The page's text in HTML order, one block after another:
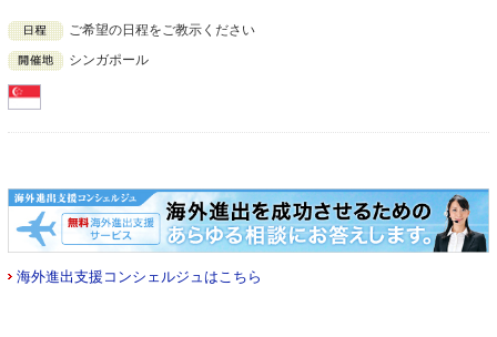
ご希望の日程をご教示ください
シンガポール
海外進出支援コンシェルジュはこちら